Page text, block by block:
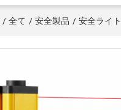
/ 全て / 安全製品 / 安全ライ